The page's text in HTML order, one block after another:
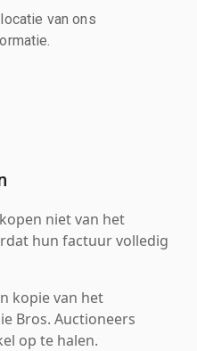
van ons
niet van het
hun factuur volledig
kopie van het
Bros. Auctioneers
op te halen.